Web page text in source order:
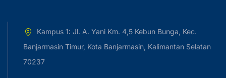
Kampus 1: Jl. A. Yani Km. 4,5 Kebun Bunga, Kec.
Banjarmasin Timur, Kota Banjarmasin, Kalimantan Selatan
70237